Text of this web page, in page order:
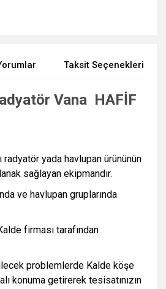
Taksit Seçenekleri
Vana HAFİF
radyatör yada havlupan ürününün
sağlayan ekipmandır.
ve havlupan gruplarında
firması tarafından
problemlerde Kalde köşe
konuma getirerek tesisatınızın